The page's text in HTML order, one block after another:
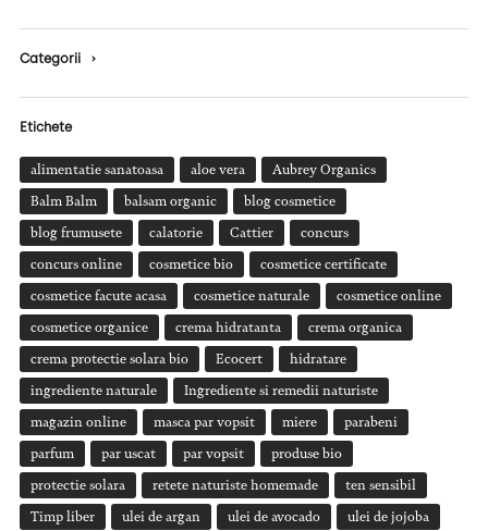
Categorii ›
Etichete
alimentatie sanatoasa aloe vera Aubrey Organics
Balm Balm balsam organic blog cosmetice
blog frumusete calatorie Cattier concurs
concurs online cosmetice bio cosmetice certificate
cosmetice facute acasa cosmetice naturale cosmetice online
cosmetice organice crema hidratanta crema organica
crema protectie solara bio Ecocert hidratare
ingrediente naturale Ingrediente si remedii naturiste
magazin online masca par vopsit miere parabeni
parfum par uscat par vopsit produse bio
protectie solara retete naturiste homemade ten sensibil
Timp liber ulei de argan ulei de avocado ulei de jojoba